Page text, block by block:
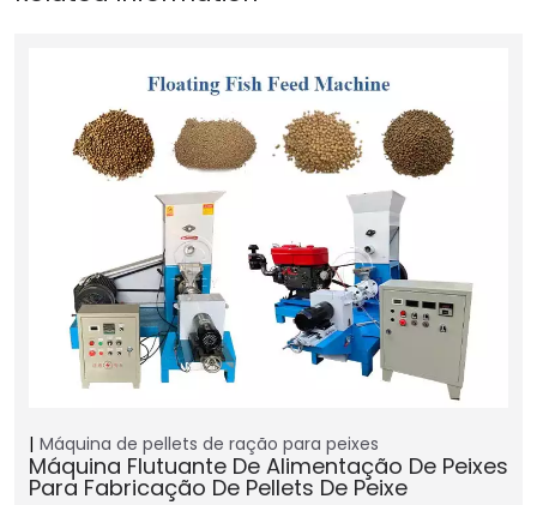
Máquina de pellets de ração para peixes
Máquina Flutuante De Alimentação De Peixes
Para Fabricação De Pellets De Peixe